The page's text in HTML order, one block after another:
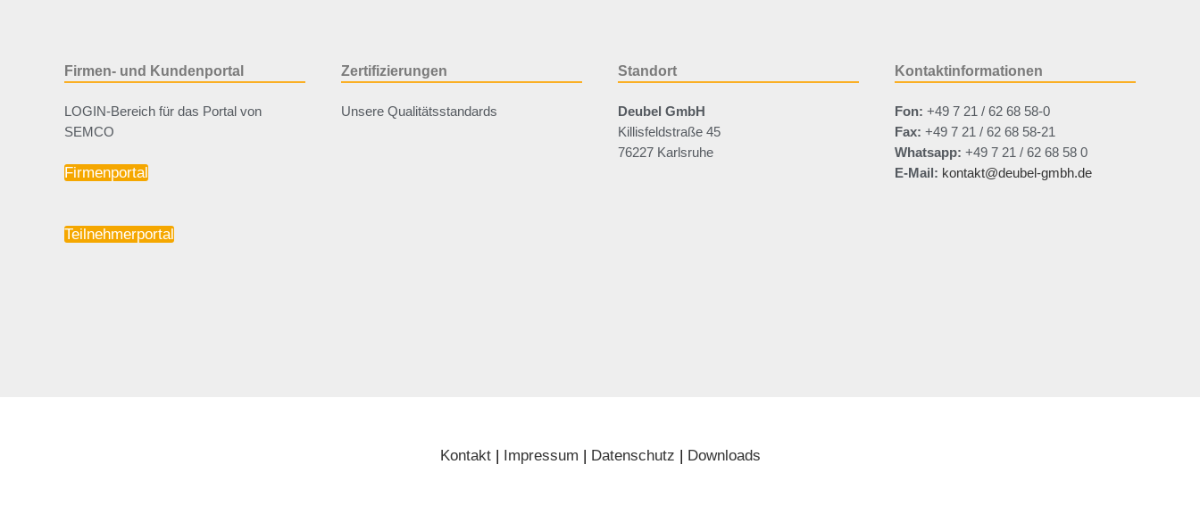
Firmen- und Kundenportal
LOGIN-Bereich für das Portal von
SEMCO
Firmenportal
Teilnehmerportal
Zertifizierungen
Unsere Qualitätsstandards
Standort
Deubel GmbH
Killisfeldstraße 45
76227 Karlsruhe
Kontaktinformationen
Fon: +49 7 21 / 62 68 58-0
Fax: +49 7 21 / 62 68 58-21
Whatsapp: +49 7 21 / 62 68 58 0
E-Mail: kontakt@deubel-gmbh.de
Kontakt| Impressum | Datenschutz | Downloads